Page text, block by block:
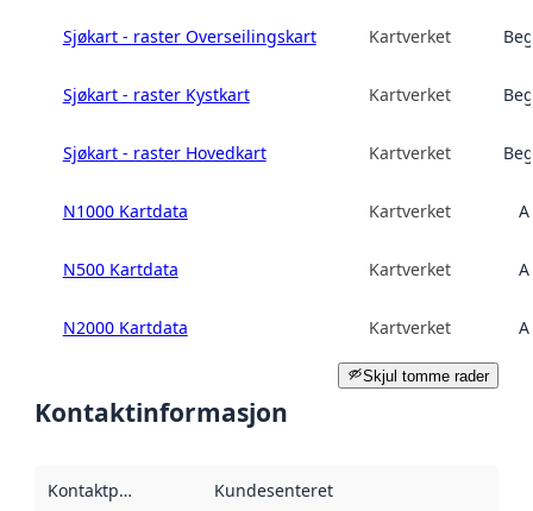
Sjøkart - raster Overseilingskart Kartverket
Sjøkart - raster Kystkart Kartverket
Sjøkart - raster Hovedkart Kartverket
N1000 Kartdata Kartverket
N500 Kartdata Kartverket
N2000 Kartdata Kartverket
Skjul tomme rader
Kontaktinformasjon
Kontaktpunkt Kundesenteret